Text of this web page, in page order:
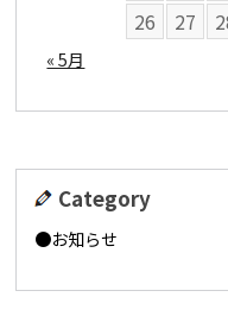
26
27
« 5月
Category
お知らせ